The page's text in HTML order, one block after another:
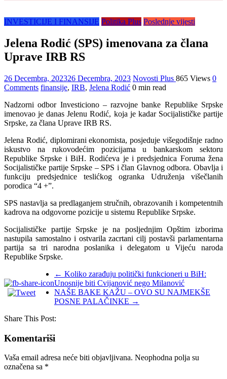
INVESTICIJE I FINANSIJE Politika Plus Poslednje vijesti
Jelena Rodić (SPS) imenovana za člana
Uprave IRB RS
26 Decembra, 202326 Decembra, 2023 Novosti Plus 865 Views 0
Comments finansije, IRB, Jelena Rodić 0 min read
Nadzorni odbor Investiciono – razvojne banke Republike Srpske
imenovao je danas Jelenu Rodić, koja je kadar Socijalističke partije
Srpske, za člana Uprave IRB RS.
Jelena Rodić, diplomirani ekonomista, posjeduje višegodišnje radno
iskustvo na rukovodećim pozicijama u bankarskom sektoru
Republike Srpske i BiH. Rodićeva je i predsjednica Foruma žena
Socijalističke partije Srpske – SPS i član Glavnog odbora. Obavlja i
funkciju predsjednice teslićkog ogranka Udruženja višečlanih
porodica “4 +”.
SPS nastavlja sa predlaganjem stručnih, obrazovanih i kompetentnih
kadrova na odgovorne pozicije u sistemu Republike Srpske.
Socijalističke partije Srpske je na posljednjim Opštim izborima
nastupila samostalno i ostvarila zacrtani cilj postavši parlamentarna
partija sa tri narodna poslanika i delegatom u Vijeću naroda
Republike Srpske.
← Koliko zarađuju politički funkcioneri u BiH:
Unosnije biti Cvijanović nego Milanović
NAŠE BAKE KAŽU – OVO SU NAJMEKŠE
POSNE PALAČINKE →
Share This Post:
Komentariši
Vaša email adresa neće biti objavljivana. Neophodna polja su
označena sa *